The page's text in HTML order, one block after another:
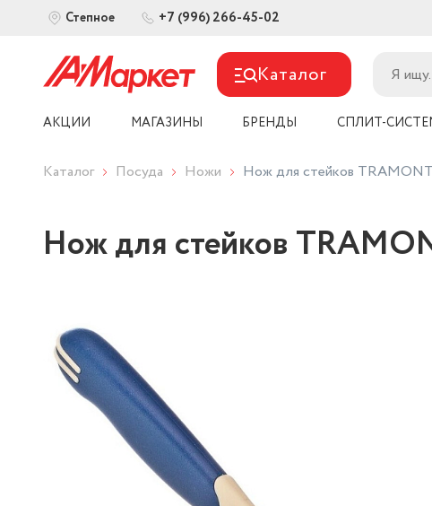
Степное +7 (996) 266-45-02
Каталог
АКЦИИ МАГАЗИНЫ БРЕНДЫ СПЛИТ-
Каталог Посуда Ножи Нож для стейков
Нож для стейков